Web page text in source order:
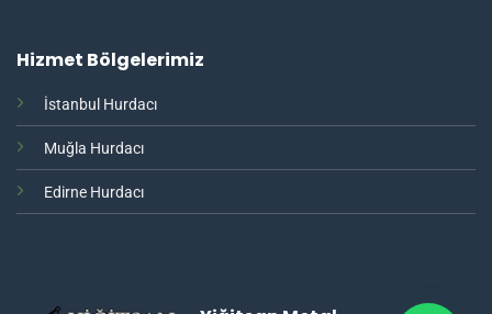
Hizmet Bölgelerimiz
İstanbul Hurdacı
Muğla Hurdacı
Edirne Hurdacı